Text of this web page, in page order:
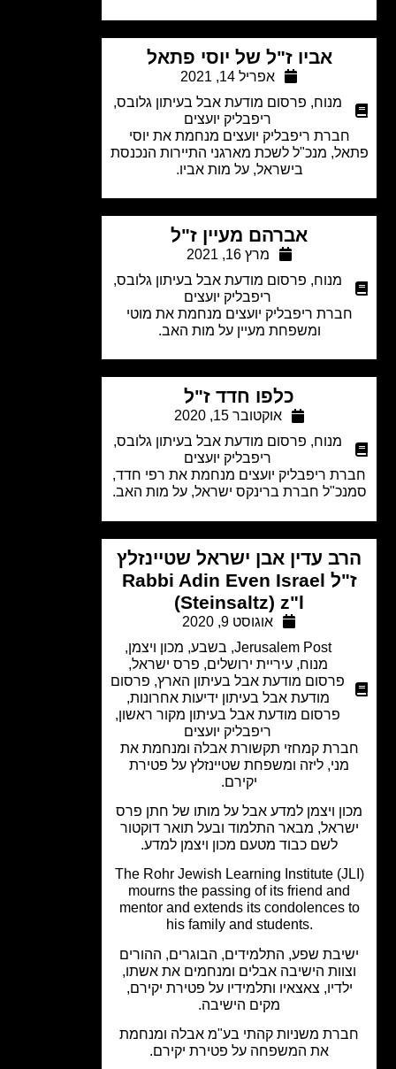
אביו ז"ל של יוסי פתאל
אפריל 14, 2021
מנוח, פרסום מודעת אבל בעיתון גלובס,
ריפבליק יועצים
חברת ריפבליק יועצים מנחמת את יוסי
מנכ"ל לשכת מארגני התיירות הנכנסת
בישראל, על מות אביו.
אברהם מעיין ז"ל
מרץ 16, 2021
מנוח, פרסום מודעת אבל בעיתון גלובס,
ריפבליק יועצים
ריפבליק יועצים מנחמת את מוטי
ומשפחת מעיין על מות האב.
כלפו חדד ז"ל
אוקטובר 15, 2020
מנוח, פרסום מודעת אבל בעיתון גלובס,
ריפבליק יועצים
ריפבליק יועצים מנחמת את רפי חדד,
חברת ברינקס ישראל, על מות האב.
עדין אבן ישראל שטיינזלץ
ז"ל Rabbi Adin Even Israel
(Steinsaltz) z"l
אוגוסט 9, 2020
Jerusalem Post
,בשבע, מכון ויצמן,
עיריית ירושלים ,פרס ישראל,
פרסום מודעת אבל בעיתון הארץ,פרסום
מודעת אבל בעיתון ידיעות אחרונות,
פרסום מודעת אבל בעיתון מקור ראשון,
ריפבליק יועצים
קמחזי תקשורת אבלה ומנחמת את
מני, ליזה ומשפחת שטיינזלץ על פטירת
ויצמן למדע אבל על מותו של חתן פרס
מבאר התלמוד ובעל תואר דוקטור
לשם כבוד מטעם מכון ויצמן למדע.
The Rohr Jewish Learning Institute
mourns the passing of its friend and
mentor and extends its condolences
his family and students.
שפע, התלמידים, הבוגרים, ההורים
הישיבה אבלים ומנחמים את אשתו,
צאצאיו ותלמידיו על פטירת יקירם,
מקים הישיבה.
משניות קהתי בע"מ אבלה ומנחמת
את המשפחה על פטירת יקירם.